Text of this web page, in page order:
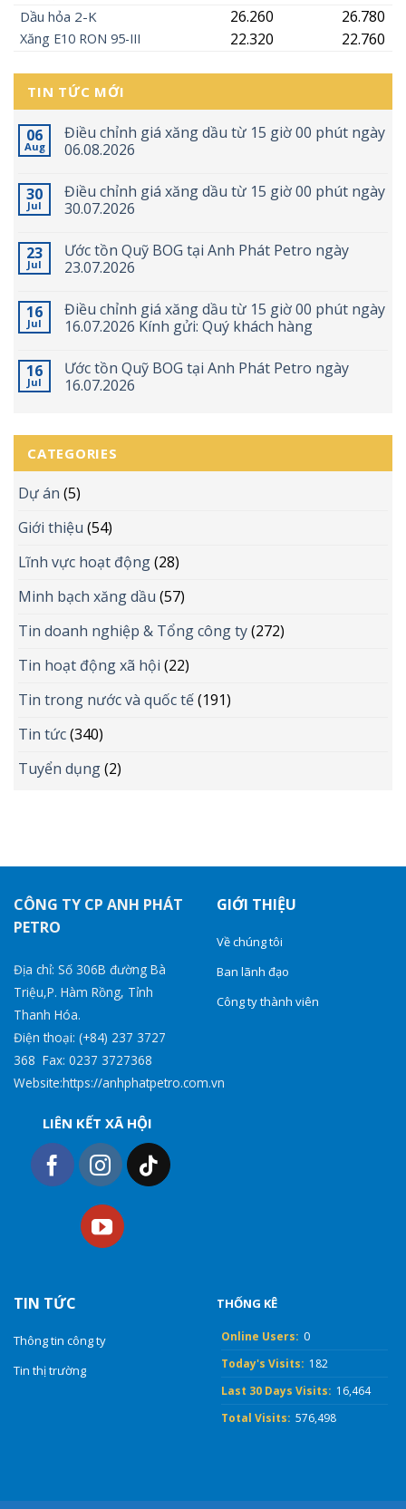
Dầu hỏa 2-K 26.780
26.260
Xăng E10 RON 95-III 22.760
22.320
TIN TỨC MỚI
06
Aug
Điều chỉnh giá xăng dầu từ 15 giờ 00 phút ngày
06.08.2026
30
Jul
Điều chỉnh giá xăng dầu từ 15 giờ 00 phút ngày
30.07.2026
23
Jul
Ước tồn Quỹ BOG tại Anh Phát Petro ngày
23.07.2026
16
Jul
Điều chỉnh giá xăng dầu từ 15 giờ 00 phút ngày
16.07.2026 Kính gửi: Quý khách hàng
16
Jul
Ước tồn Quỹ BOG tại Anh Phát Petro ngày
16.07.2026
CATEGORIES
Dự án (5)
Giới thiệu (54)
Lĩnh vực hoạt động(28)
Minh bạch xăng dầu (57)
Tin doanh nghiệp & Tổng công ty(272)
Tin hoạt động xã hội (22)
Tin trong nước và quốc tế(191)
Tin tức(340)
Tuyển dụng(2)
CÔNG TY CP ANH PHÁT
PETRO
Địa chỉ: Số 306B đường Bà
Triệu,P. Hàm Rồng, Tỉnh
Thanh Hóa.
Điện thoại: (+84) 237 3727
368 Fax: 0237 3727368
Website:https://anhphatpetro.com.vn
LIÊN KẾT XÃ HỘI
GIỚI THIỆU
Về chúng tôi
Ban lãnh đạo
Công ty thành viên
TIN TỨC
Thông tin công ty
Tin thị trường
THỐNG KÊ
Online Users: 0
Today's Visits: 182
Last 30 Days Visits: 16,464
Total Visits: 576,498